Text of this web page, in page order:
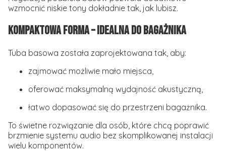
wzmocnić niskie tony dokładnie tak, jak lubisz.
Kompaktowa forma – idealna do bagażnika
Tuba basowa została zaprojektowana tak, aby:
zajmować możliwie mało miejsca,
oferować maksymalną wydajność akustyczną,
łatwo dopasować się do przestrzeni bagażnika.
To świetne rozwiązanie dla osób, które chcą poprawić
brzmienie systemu audio bez skomplikowanej instalacji
wielu komponentów.